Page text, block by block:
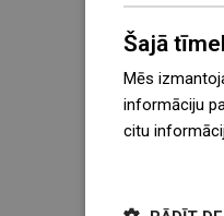
Šajā
Mēs
informāciju
citu